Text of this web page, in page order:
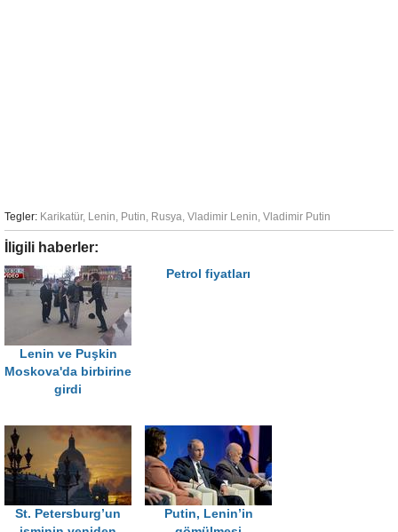
Tegler: Karikatür, Lenin, Putin, Rusya, Vladimir Lenin, Vladimir Putin
İligili haberler:
Lenin ve Puşkin
Moskova'da birbirine
girdi
Petrol fiyatları
St. Petersburg’un
Putin, Lenin’in